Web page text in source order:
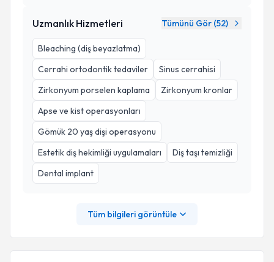
Uzmanlık Hizmetleri Tümünü Gör (52)
Bleaching (diş beyazlatma)
Cerrahi ortodontik tedaviler
Sinus cerrahisi
Zirkonyum porselen kaplama
Zirkonyum kronlar
Apse ve kist operasyonları
Gömük 20 yaş dişi operasyonu
Estetik diş hekimliği uygulamaları
Diş taşı temizliği
Dental implant
Tüm bilgileri görüntüle